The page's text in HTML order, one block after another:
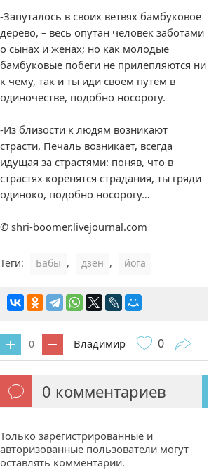
-Запуталось в своих ветвях бамбуковое
дерево, – весь опутан человек заботами
о сынах и женах; но как молодые
бамбуковые побеги не прилепляются ни
к чему, так и ты иди своем путем в
одиночестве, подобно носорогу.
-Из близости к людям возникают
страсти. Печаль возникает, всегда
идущая за страстями: поняв, что в
страстях коренятся страдания, ты гряди
одиноко, подобно носорогу…
© shri-boomer.livejournal.com
Теги: Бабы , дзен , йога
0 Владимир 0
0 комментариев
Только зарегистрированные и
авторизованные пользователи могут
оставлять комментарии.